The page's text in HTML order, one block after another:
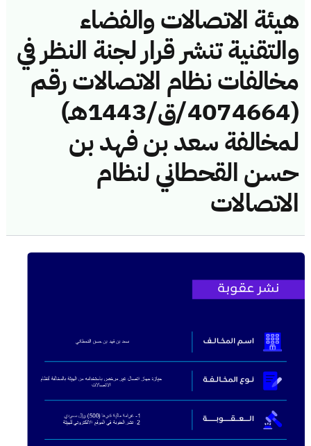
هيئة الاتصالات والفضاء
والتقنية تنشر قرار لجنة النظر في
مخالفات نظام الاتصالات رقم
(4074664/ق/1443هـ)
لمخالفة سعد بن فهد بن
حسن القحطاني لنظام
الاتصالات